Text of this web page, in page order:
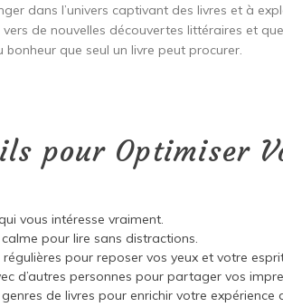
dans l’univers captivant des livres et à
de nouvelles découvertes littéraires et
que seul un livre peut procurer.
pour Optimiser
vous intéresse vraiment.
pour lire sans distractions.
pour reposer vos yeux et votre
d’autres personnes pour partager vos
de livres pour enrichir votre expérience